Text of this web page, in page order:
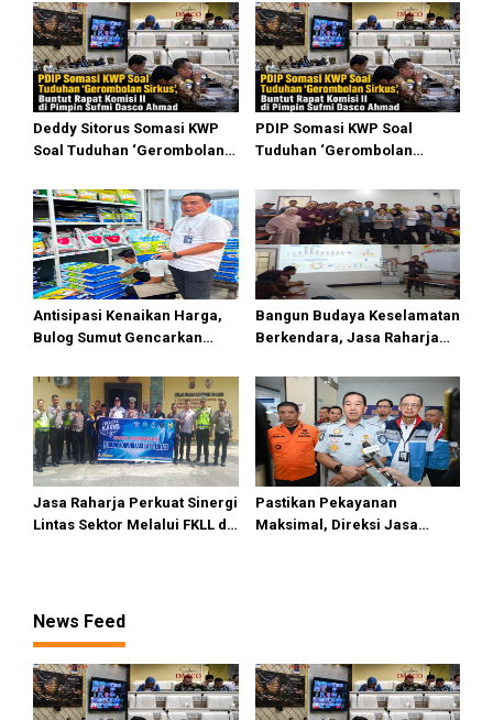
Deddy Sitorus Somasi KWP
Soal Tuduhan ‘Gerombolan
II Dipimpin Sufmi Dasco
Ahmad
PDIP Somasi KWP Soal
Tuduhan ‘Gerombolan
II Dipimpin Sufmi Dasco
Ahmad
Antisipasi Kenaikan Harga,
Bulog Sumut Gencarkan
Premium
Bangun Budaya Keselamatan
Berkendara, Jasa Raharja
Pasifik Medan Industri
Jasa Raharja Perkuat Sinergi
Lintas Sektor Melalui FKLL di
Pastikan Pekayanan
Maksimal, Direksi Jasa
News Feed